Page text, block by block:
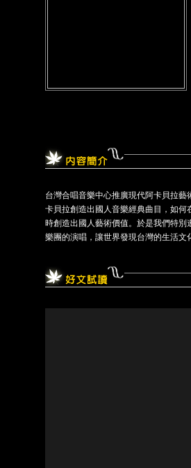
台灣合唱音樂中心推廣現代阿卡貝拉
卡貝拉創造出國人音樂經典曲目，如
時創造出國人藝術價值。於是我們特
樂團的演唱，讓世界發現台灣的生活文